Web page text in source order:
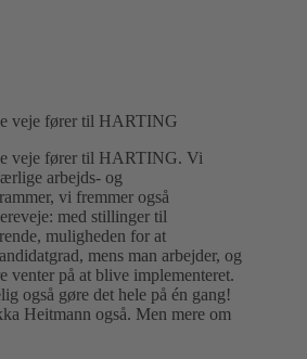
veje fører til HARTING
veje fører til HARTING. Vi
arbejds- og
vi fremmer også
med stillinger til
muligheden for at
mens man arbejder, og
venter på at blive implementeret.
også gøre det hele på én gang!
Heitmann også. Men mere om